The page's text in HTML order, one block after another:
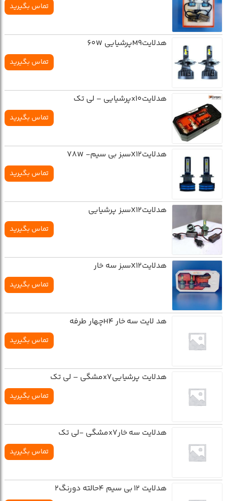
تماس بگیرید
هدلایتM9پرشیایی 60W
تماس بگیرید
هدلایتx10پرشیایی – لی تک
تماس بگیرید
هدلایتX12سبز بی سیم- 78W
تماس بگیرید
هدلایتX12سبز پرشیایی
تماس بگیرید
هدلایتX12سبز سه خار
تماس بگیرید
هد لایت سه خار H4چهار طرفه
تماس بگیرید
هدلايت پرشياييx7مشگي – لي تک
تماس بگیرید
هدلايت سه خارx7مشگي -لي تک
تماس بگیرید
هدلایت 12 بی سیم 4حالته دورنگ2